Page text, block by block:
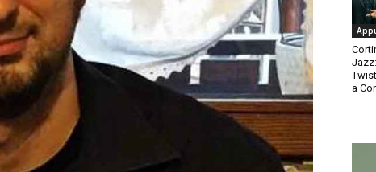
a